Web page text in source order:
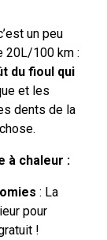
un peu
20L/100 km :
du fioul qui
et les
dents de la
à chaleur :
: La
pour
!